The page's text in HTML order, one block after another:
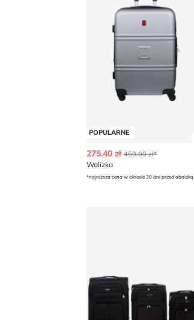
POPULARNE
275.40 zł 459.00 zł*
Walizka
*najniższa cena w okresie 30 dni przed obniżką